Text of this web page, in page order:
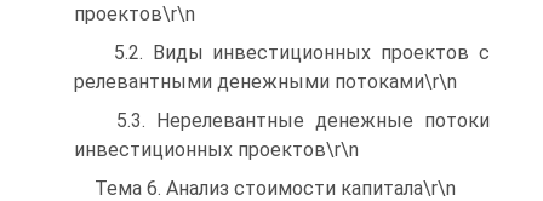
проектов\r\n
5.2. Виды инвестиционных проектов с
релевантными денежными потоками\r\n
5.3. Нерелевантные денежные потоки
инвестиционных проектов\r\n
Тема 6. Анализ стоимости капитала\r\n